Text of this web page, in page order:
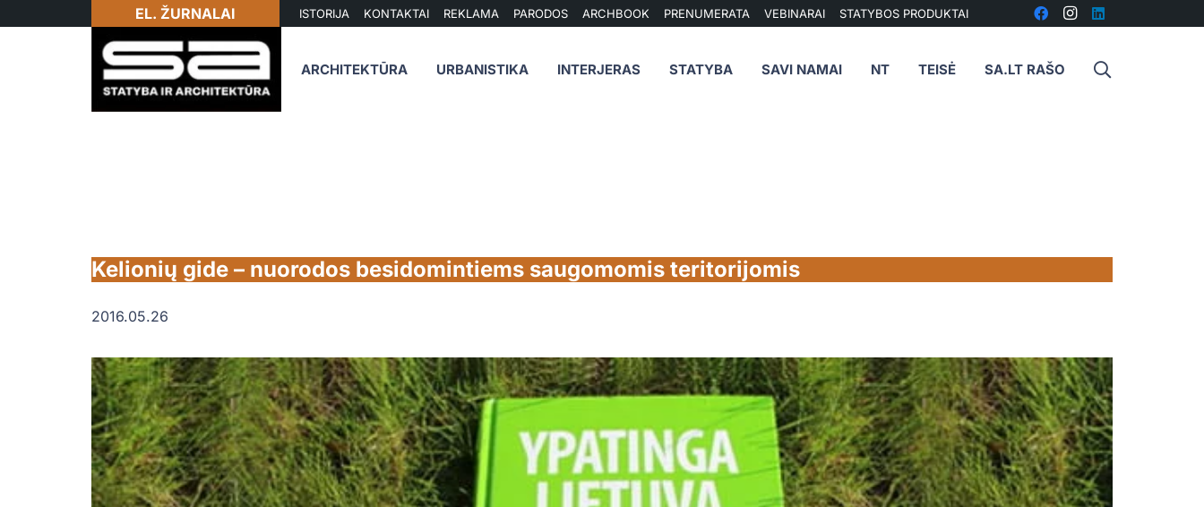
EL. ŽURNALAI ISTORIJA KONTAKTAI REKLAMA PARODOS ARCHBOOK PRENUMERATA VEBINARAI STATYBOS PRODUKTAI
ARCHITEKTŪRA URBANISTIKA INTERJERAS STATYBA SAVI NAMAI NT TEISĖ SA.LT RAŠO
Kelionių gide – nuorodos besidomintiems saugomomis teritorijomis
2016.05.26